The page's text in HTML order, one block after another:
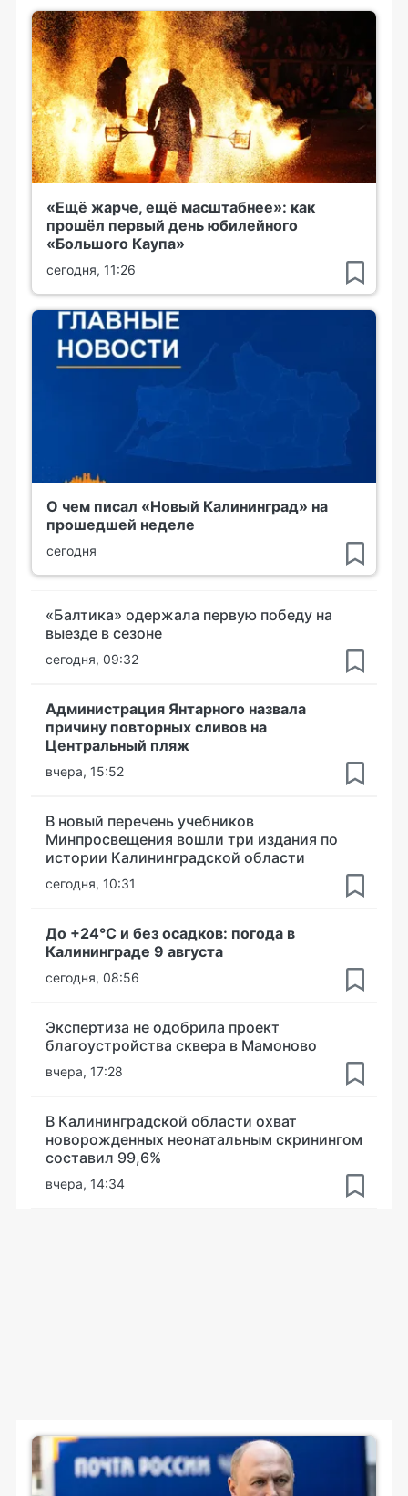
«Ещё жарче, ещё масштабнее»: как
прошёл первый день юбилейного
«Большого Каупа»
сегодня, 11:26
О чем писал «Новый Калининград» на
прошедшей неделе
сегодня
«Балтика» одержала первую победу на
выезде в сезоне
сегодня, 09:32
Администрация Янтарного назвала
причину повторных сливов на
Центральный пляж
вчера, 15:52
В новый перечень учебников
Минпросвещения вошли три издания по
истории Калининградской области
сегодня, 10:31
До +24°С и без осадков: погода в
Калининграде 9 августа
сегодня, 08:56
Экспертиза не одобрила проект
благоустройства сквера в Мамоново
вчера, 17:28
В Калининградской области охват
новорожденных неонатальным скринингом
составил 99,6%
вчера, 14:34